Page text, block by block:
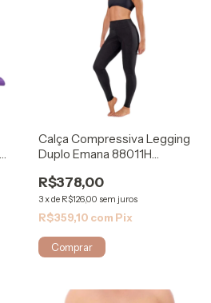
Calça Compressiva Legging
Duplo Emana 88011H
R$378,00
3xde R$126,00 sem juros
R$359,10 com Pix
Comprar